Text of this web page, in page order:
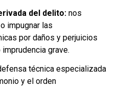
del delito: nos
impugnar las
por daños y perjuicios
grave.
técnica especializada
y el orden